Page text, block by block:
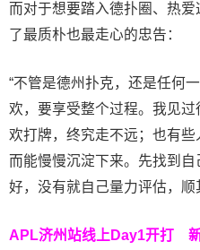
而对于想要踏入德扑圈、热
了最质朴也最走心的忠告：
“不管是德州扑克，还是任何
欢，要享受整个过程。我见
欢打牌，终究走不远；也有
而能慢慢沉淀下来。先找到
好，没有就自己量力评估，顺
APL济州站线上Day1开打